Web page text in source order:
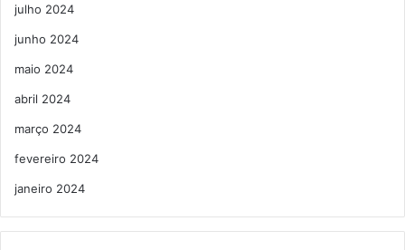
julho 2024
junho 2024
maio 2024
abril 2024
março 2024
fevereiro 2024
janeiro 2024